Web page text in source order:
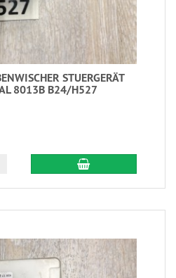
STUERGERÄT
8013B B24/H527